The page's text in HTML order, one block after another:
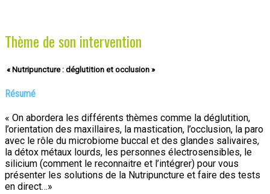
Thème de son intervention
« Nutripuncture : déglutition et occlusion »
Résumé
« On abordera les différents thèmes comme la déglutition,
l’orientation des maxillaires, la mastication, l’occlusion, la paro
avec le rôle du microbiome buccal et des glandes salivaires,
la détox métaux lourds, les personnes électrosensibles, le
silicium (comment le reconnaitre et l’intégrer) pour vous
présenter les solutions de la Nutripuncture et faire des tests
en direct…»